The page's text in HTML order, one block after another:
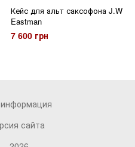
Кейс для альт саксофона J.W
Eastman
7 600 грн
сайта